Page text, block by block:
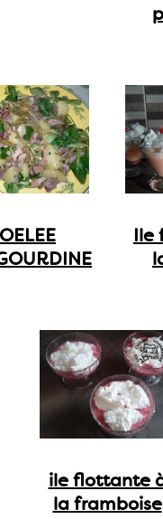
Ile
ile flottante
la framboise